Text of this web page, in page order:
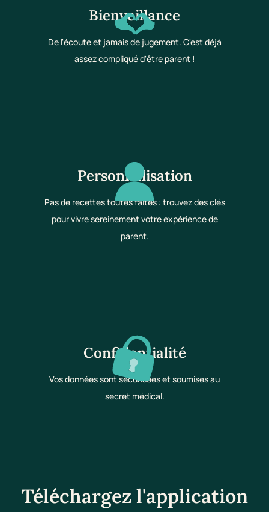
Bienveillance
De l'écoute et jamais de jugement. C'est déjà
assez compliqué d'être parent !
Personnalisation
Pas de recettes toutes faites : trouvez des clés
pour vivre sereinement votre expérience de
parent.
Confidentialité
Vos données sont sécurisées et soumises au
secret médical.
Téléchargez l'application